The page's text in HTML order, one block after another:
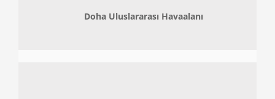
Doha Uluslararası Havaalanı